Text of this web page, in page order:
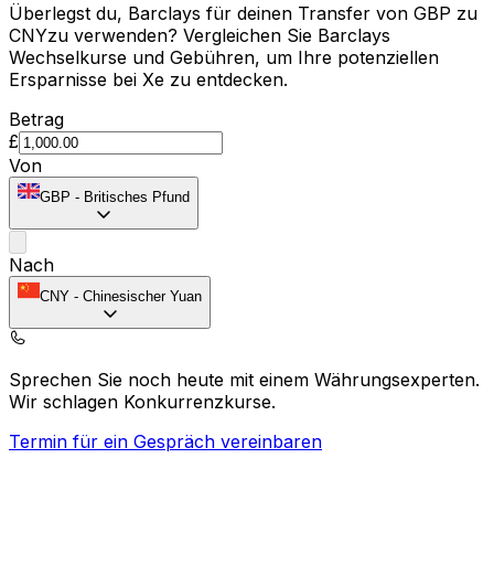
Überlegst du, Barclays für deinen Transfer von GBP zu
CNYzu verwenden? Vergleichen Sie Barclays
Wechselkurse und Gebühren, um Ihre potenziellen
Ersparnisse bei Xe zu entdecken.
Betrag
£
Von
GBP - Britisches Pfund
Nach
CNY - Chinesischer Yuan
Sprechen Sie noch heute mit einem Währungsexperten.
Wir schlagen Konkurrenzkurse.
Termin für ein Gespräch vereinbaren